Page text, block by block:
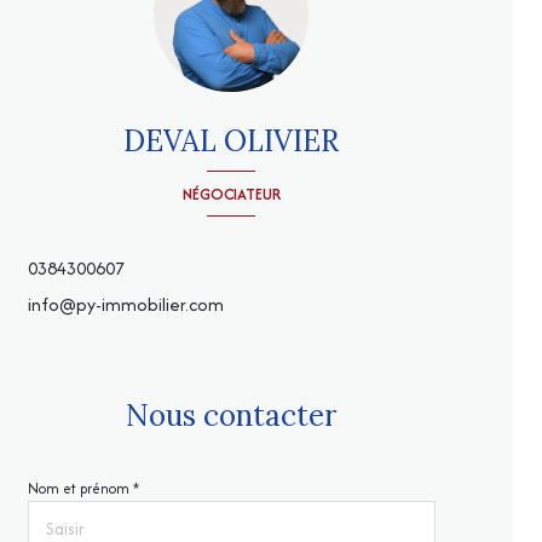
NÉGOCIATEUR
DEVAL OLIVIER
0384300607
info@py-immobilier.com
Nous contacter
Nom et prénom *